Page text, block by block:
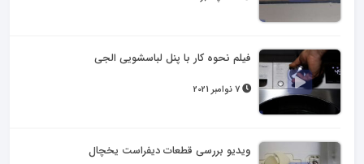
فیلم نحوه کار با پنل لباسشویی الجی
ویدیو بررسی قطعات دیفراست یخچال